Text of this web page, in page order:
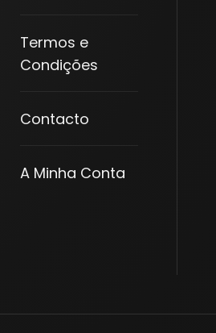
Termos e
Condições
Contacto
A Minha Conta